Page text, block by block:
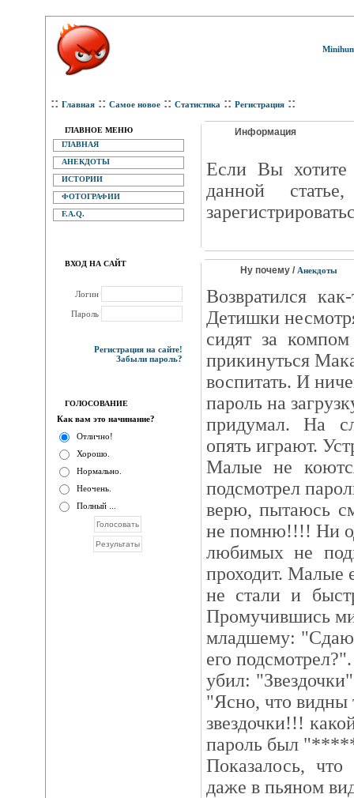
:: Главная :: Самое новое :: Статистика :: Регистрация ::
ГЛАВНОЕ МЕНЮ
ГЛАВНАЯ
АНЕКДОТЫ
ИСТОРИИ
ФОТОГРАФИИ
F.A.Q.
ВХОД НА САЙТ
Логин
Пароль
Регистрация на сайте!
Забыли пароль?
ГОЛОСОВАНИЕ
Как вам это начинание?
Отлично!
Хорошо.
Нормально.
Неочень.
Полный ...
Информация
Eсли Вы хотите
данной
Ну почему / Анекдоты
Возвратился
Детишки
сидят за
прикинуться
воспитать. И
пароль на
придумал. На
опять играют.
Малые не
подсмотрел
верю, пытаюсь
не помню!!!! Ни
любимых не
проходит. Малые
не стали и
Промучившись
младшему:
его
убил:
"Ясно, что видны
звездочки!!!
пароль был
Показалось,
даже в пьяном